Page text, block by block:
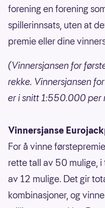
forening en forening
spillerinnsats, uten at
premie eller dine
(Vinnersjansen for
rekke. Vinnersjansen
er i snitt 1:550.000 per
Vinnersjanse
For å vinne
rette tall av 50 mulige,
av 12 mulige. Det gir
kombinasjoner, og